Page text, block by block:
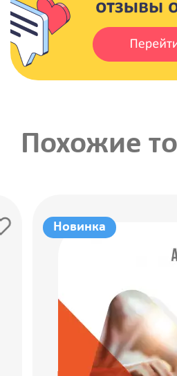
Похожие
Новинка